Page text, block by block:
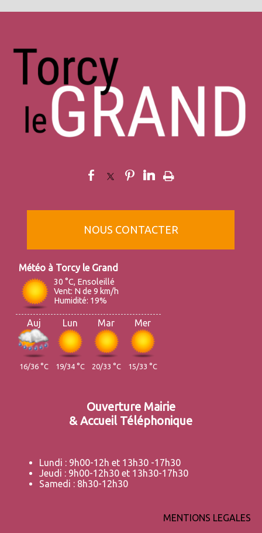
NOUS CONTACTER
Torcy le Grand
30 °C, Ensoleillé
Vent: N de 9 km/h
Humidité: 19%
Auj
16/36 °C
Lun
19/34 °C
Mar
20/33 °C
Mer
15/33 °C
Ouverture Mairie
& Accueil Téléphonique
Lundi : 9h00-12h et 13h30 -17h30
Jeudi : 9h00-12h30 et 13h30-17h30
Samedi : 8h30-12h30
MENTIONS LEGALES